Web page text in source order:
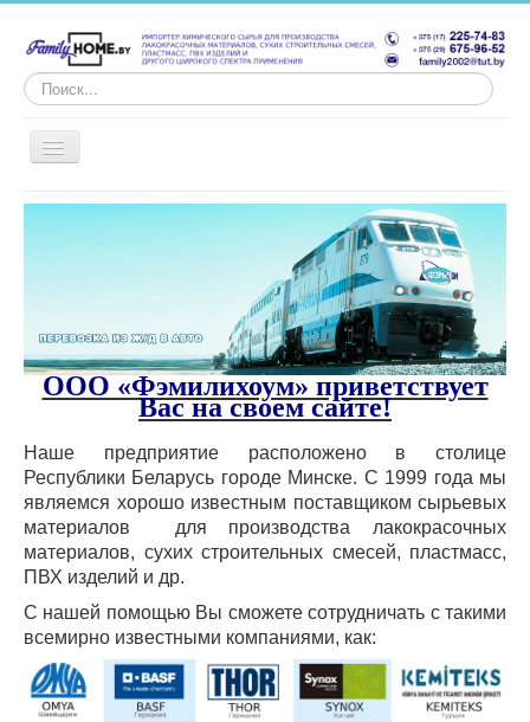
Искать...
Главная
Продукция
Грузоперевозки
Грузопереработка
Контакт
ООО «Фэмилихоум» приветствует
Вас на своем сайте!
Наше предприятие расположено в столице
Республики Беларусь городе Минске. С 1999 года мы
являемся хорошо известным поставщиком сырьевых
материалов для производства лакокрасочных
материалов, сухих строительных смесей, пластмасс,
ПВХ изделий и др.
С нашей помощью Вы сможете сотрудничать с такими
всемирно известными компаниями, как: